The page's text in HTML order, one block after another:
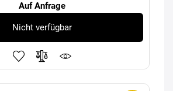
Auf Anfrage
Nicht verfügbar